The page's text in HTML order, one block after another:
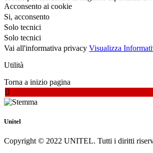
Acconsento ai cookie
Si, acconsento
Solo tecnici
Solo tecnici
Vai all'informativa privacy Visualizza
Utilità
Torna a inizio pagina
Unitel
Copyright © 2022 UNITEL. Tutti i diritti